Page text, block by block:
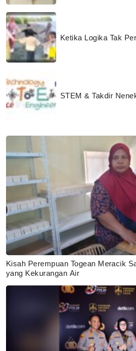
Ketika Logika Tak
STEM & Takdir
Kisah Perempuan Togean Meracik
yang Kekurangan Air